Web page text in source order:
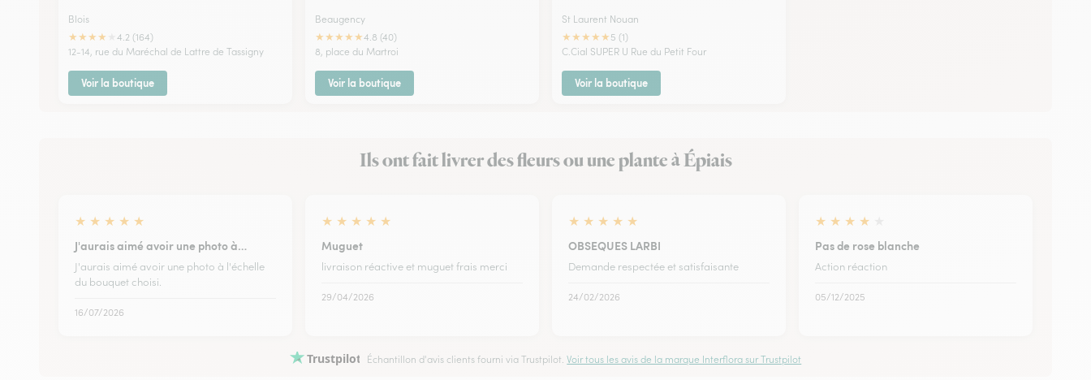
Blois
★★★★
4.2 (164)
12-14, rue du Maréchal de Lattre de Tassigny
Voir la boutique
Beaugency
★★★★★4.8 (40)
8, place du Martroi
Voir la boutique
St Laurent Nouan
★★★★★ 5 (1)
C.Cial SUPER U Rue du Petit Four
Voir la boutique
Ils ont fait livrer des fleurs ou une plante à Épiais
★ ★ ★ ★ ★
J'aurais aimé avoir une photo à…
J'aurais aimé avoir une photo à l'échelle
du bouquet choisi.
16/07/2026
★ ★ ★ ★ ★
Muguet
livraison réactive et muguet frais merci
29/04/2026
★ ★ ★ ★ ★
OBSEQUES LARBI
Demande respectée et satisfaisante
24/02/2026
★ ★ ★ ★
Pas de rose blanche
Action réaction
05/12/2025
Trustpilot Échantillon d'avis clients fourni via Trustpilot.Voir tous les avis de la marque Interflora sur Trustpilot